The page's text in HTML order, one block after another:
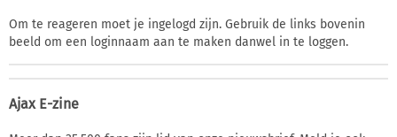
Om te reageren moet je ingelogd zijn. Gebruik de links bovenin
beeld om een loginnaam aan te maken danwel in te loggen.
Ajax E-zine